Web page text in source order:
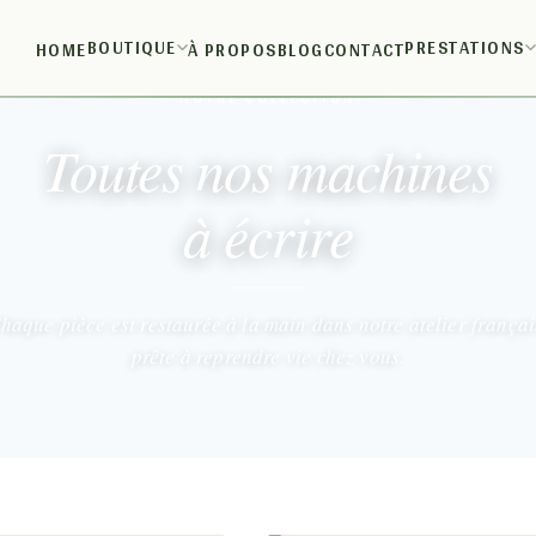
HOMEBOUTIQUE À PROPOSBLOGCONTACTPRESTATIONS
NOTRE COLLECTION
Toutes nos machines
à écrire